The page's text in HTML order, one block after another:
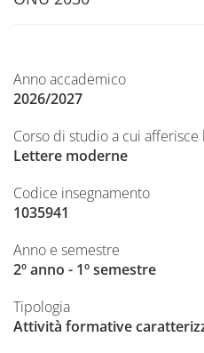
Anno accademico
2026/2027
Corso di studio a cui afferisce
Lettere moderne
Codice insegnamento
1035941
Anno e semestre
2º anno - 1º semestre
Tipologia
Attività formative